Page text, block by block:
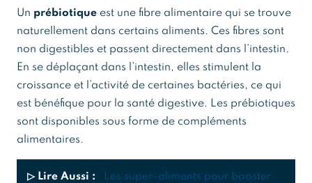
Un prébiotique est une fibre alimentaire qui se trouve
naturellement dans certains aliments. Ces fibres sont
non digestibles et passent directement dans l’intestin.
En se déplaçant dans l’intestin, elles stimulent la
croissance et l’activité de certaines bactéries, ce qui
est bénéfique pour la santé digestive. Les prébiotiques
sont disponibles sous forme de compléments
alimentaires.
▷ Lire Aussi :
Les super-aliments pour booster